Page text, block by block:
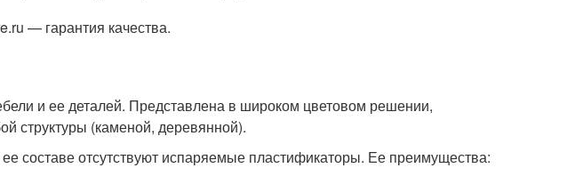
— гарантия качества.
и ее деталей. Представлена в широком цветовом решении,
структуры (каменой, деревянной).
составе отсутствуют испаряемые пластификаторы. Ее преимущества: